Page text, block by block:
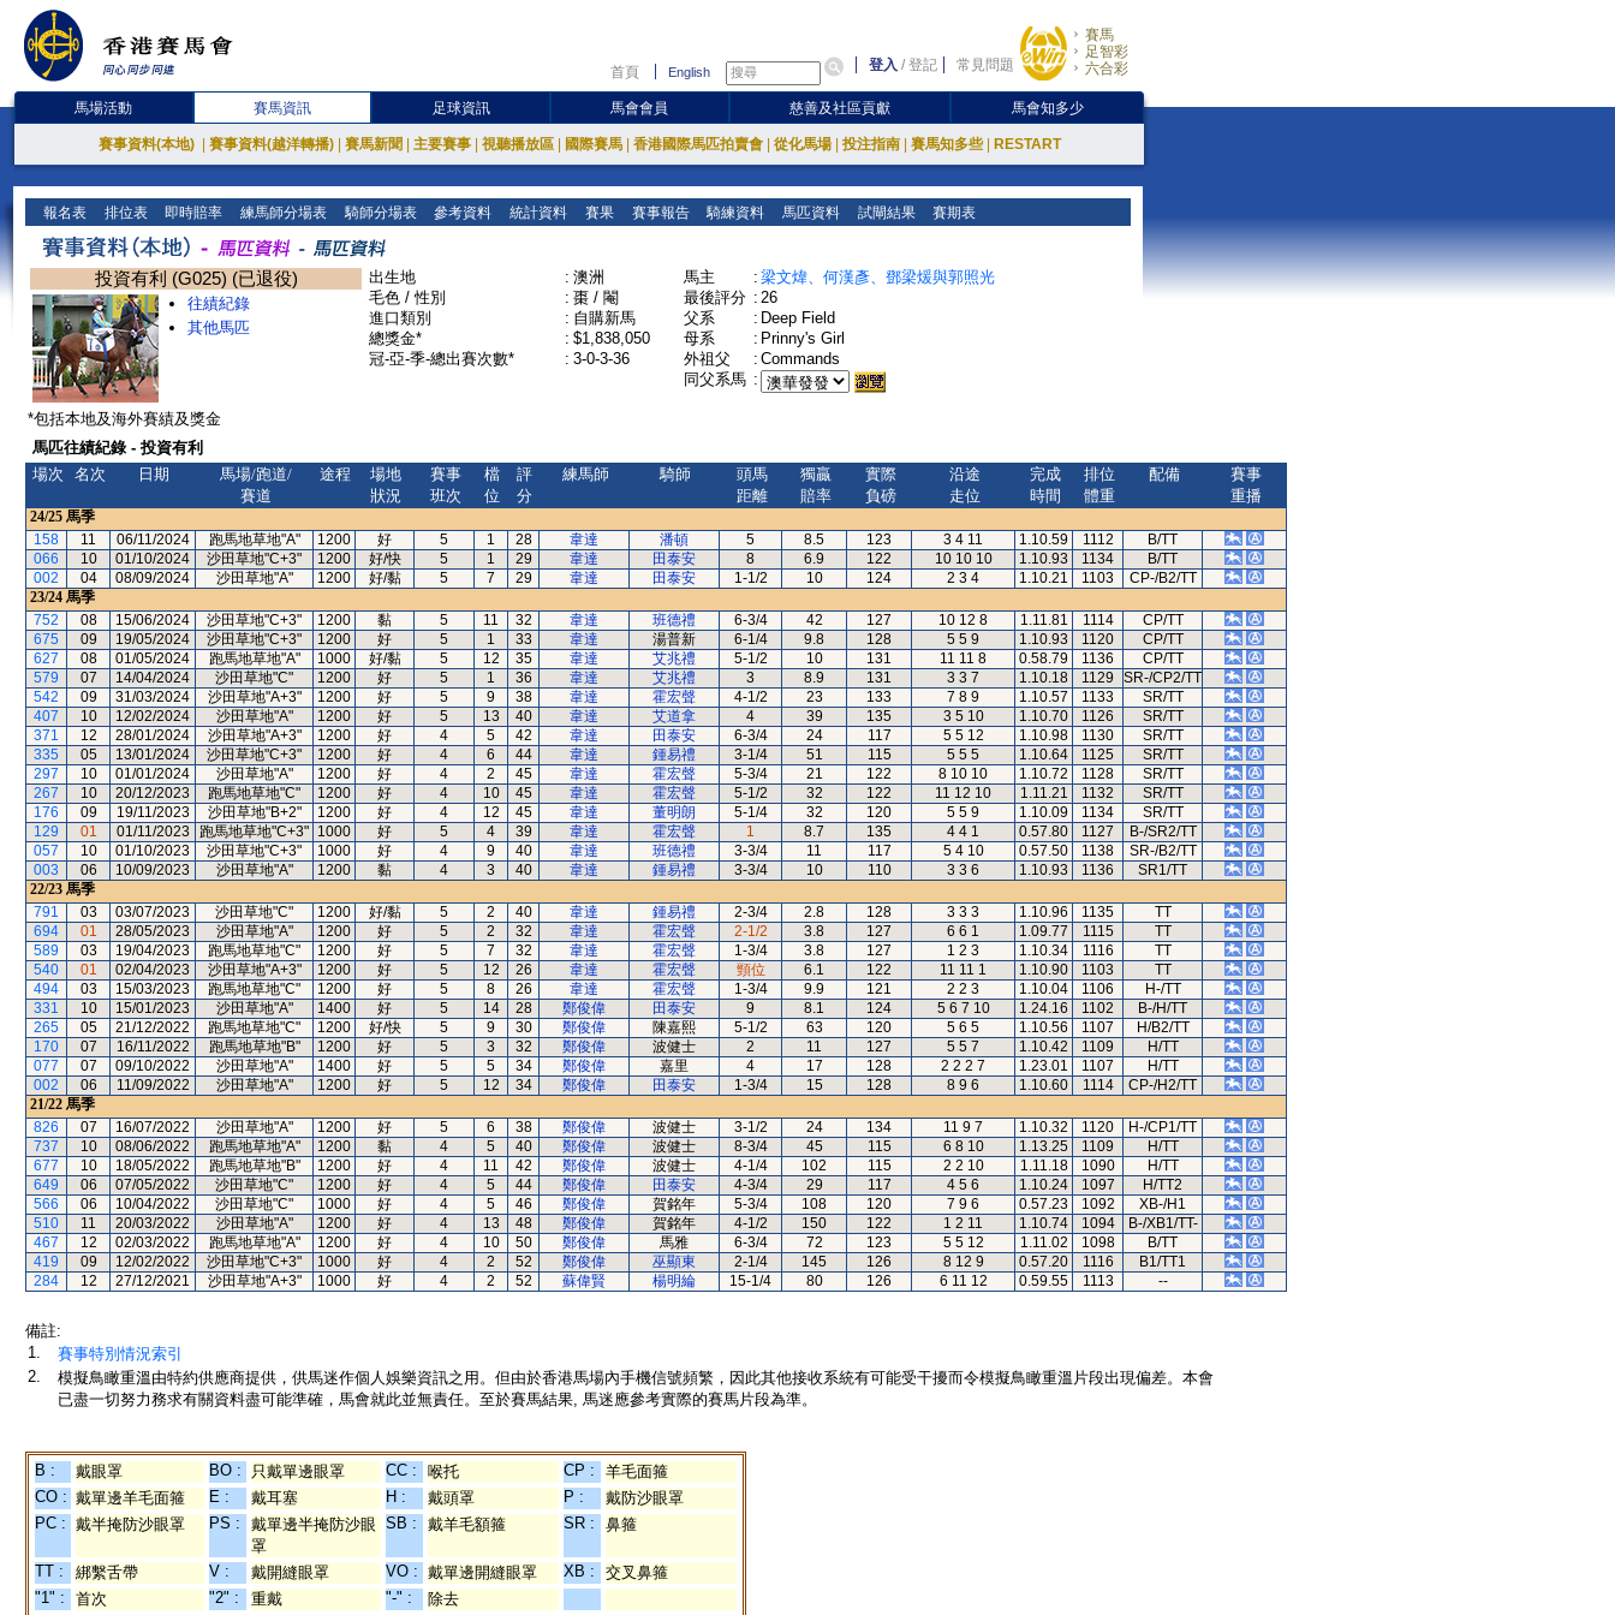
首頁 English 登入 /登記 常見問題
賽馬
足智彩
六合彩
馬場活動 賽馬資訊 足球資訊 馬會會員 慈善及社區貢獻 馬會知多少
賽事資料(本地) 賽事資料(越洋轉播) 賽馬新聞 主要賽事 視聽播放區 國際賽馬 香港國際馬匹拍賣會 從化馬場 投注指南 賽馬知多些 RESTART
報名表 排位表 即時賠率 練馬師分場表 騎師分場表 參考資料 統計資料 賽果 賽事報告 騎練資料 馬匹資料 試閘結果 賽期表
投資有利 (G025) (已退役)
往績紀錄
其他馬匹
出生地 : 澳洲
毛色 / 性別
: 棗 / 閹
進口類別
: 自購新馬
總獎金*
: $1,838,050
冠-亞-季-總出賽次數*
: 3-0-3-36
馬主 : 梁文煒、何漢彥、鄧梁煖與郭照光
最後評分 : 26
父系
: Deep Field
母系
: Prinny's Girl
外祖父
: Commands
同父系馬 :
*包括本地及海外賽績及獎金
馬匹往績紀錄 - 投資有利
場次
名次 日期
馬場/跑道/
賽道
途程
場地
狀況
賽事
班次
檔
位
評
分
練馬師 騎師
頭馬
距離
獨贏
賠率
實際
負磅
沿途
走位
完成
時間
排位
體重
配備
賽事
重播
24/25 馬季
158
11 06/11/2024 跑馬地草地"A" 1200 好 5 1 28 韋達 潘頓 5 8.5 123 3 4 11 1.10.59 1112
B/TT
066
10 01/10/2024 沙田草地"C+3" 1200 好/快 5 1 29 韋達 田泰安 8 6.9 122 10 10 10 1.10.93 1134
B/TT
002
04 08/09/2024 沙田草地"A" 1200 好/黏 5 7 29 韋達 田泰安 1-1/2 10 124 2 3 4 1.10.21 1103
CP-/B2/TT
23/24 馬季
752
08 15/06/2024 沙田草地"C+3" 1200 黏 5 11 32 韋達 班德禮 6-3/4 42 127 10 12 8 1.11.81 1114
CP/TT
675
09 19/05/2024 沙田草地"C+3" 1200 好 5 1 33 韋達 湯普新 6-1/4 9.8 128 5 5 9 1.10.93 1120
CP/TT
627
08 01/05/2024 跑馬地草地"A" 1000 好/黏 5 12 35 韋達 艾兆禮 5-1/2 10 131 11 11 8 0.58.79 1136
CP/TT
579
07 14/04/2024 沙田草地"C" 1200 好 5 1 36 韋達 艾兆禮 3 8.9 131 3 3 7 1.10.18 1129
SR-/CP2/TT
542
09 31/03/2024 沙田草地"A+3" 1200 好 5 9 38 韋達 霍宏聲 4-1/2 23 133 7 8 9 1.10.57 1133
SR/TT
407
10 12/02/2024 沙田草地"A" 1200 好 5 13 40 韋達 艾道拿 4 39 135 3 5 10 1.10.70 1126
SR/TT
371
12 28/01/2024 沙田草地"A+3" 1200 好 4 5 42 韋達 田泰安 6-3/4 24 117 5 5 12 1.10.98 1130
SR/TT
335
05 13/01/2024 沙田草地"C+3" 1200 好 4 6 44 韋達 鍾易禮 3-1/4 51 115 5 5 5 1.10.64 1125
SR/TT
297
10 01/01/2024 沙田草地"A" 1200 好 4 2 45 韋達 霍宏聲 5-3/4 21 122 8 10 10 1.10.72 1128
SR/TT
267
10 20/12/2023 跑馬地草地"C" 1200 好 4 10 45 韋達 霍宏聲 5-1/2 32 122 11 12 10 1.11.21 1132
SR/TT
176
09 19/11/2023 沙田草地"B+2" 1200 好 4 12 45 韋達 董明朗 5-1/4 32 120 5 5 9 1.10.09 1134
SR/TT
129
01 01/11/2023 跑馬地草地"C+3" 1000 好 5 4 39 韋達 霍宏聲 1 8.7 135 4 4 1 0.57.80 1127
B-/SR2/TT
057
10 01/10/2023 沙田草地"C+3" 1000 好 4 9 40 韋達 班德禮 3-3/4 11 117 5 4 10 0.57.50 1138
SR-/B2/TT
003
06 10/09/2023 沙田草地"A" 1200 黏 4 3 40 韋達 鍾易禮 3-3/4 10 110 3 3 6 1.10.93 1136
SR1/TT
22/23 馬季
791
03 03/07/2023 沙田草地"C" 1200 好/黏 5 2 40 韋達 鍾易禮 2-3/4 2.8 128 3 3 3 1.10.96 1135
TT
694
01 28/05/2023 沙田草地"A" 1200 好 5 2 32 韋達 霍宏聲 2-1/2 3.8 127 6 6 1 1.09.77 1115
TT
589
03 19/04/2023 跑馬地草地"C" 1200 好 5 7 32 韋達 霍宏聲 1-3/4 3.8 127 1 2 3 1.10.34 1116
TT
540
01 02/04/2023 沙田草地"A+3" 1200 好 5 12 26 韋達 霍宏聲 頸位 6.1 122 11 11 1 1.10.90 1103
TT
494
03 15/03/2023 跑馬地草地"C" 1200 好 5 8 26 韋達 霍宏聲 1-3/4 9.9 121 2 2 3 1.10.04 1106
H-/TT
331
10 15/01/2023 沙田草地"A" 1400 好 5 14 28 鄭俊偉 田泰安 9 8.1 124 5 6 7 10 1.24.16 1102
B-/H/TT
265
05 21/12/2022 跑馬地草地"C" 1200 好/快 5 9 30 鄭俊偉 陳嘉熙 5-1/2 63 120 5 6 5 1.10.56 1107
H/B2/TT
170
07 16/11/2022 跑馬地草地"B" 1200 好 5 3 32 鄭俊偉 波健士 2 11 127 5 5 7 1.10.42 1109
H/TT
077
07 09/10/2022 沙田草地"A" 1400 好 5 5 34 鄭俊偉 嘉里 4 17 128 2 2 2 7 1.23.01 1107
H/TT
002
06 11/09/2022 沙田草地"A" 1200 好 5 12 34 鄭俊偉 田泰安 1-3/4 15 128 8 9 6 1.10.60 1114
CP-/H2/TT
21/22 馬季
826
07 16/07/2022 沙田草地"A" 1200 好 5 6 38 鄭俊偉 波健士 3-1/2 24 134 11 9 7 1.10.32 1120
H-/CP1/TT
737
10 08/06/2022 跑馬地草地"A" 1200 黏 4 5 40 鄭俊偉 波健士 8-3/4 45 115 6 8 10 1.13.25 1109
H/TT
677
10 18/05/2022 跑馬地草地"B" 1200 好 4 11 42 鄭俊偉 波健士 4-1/4 102 115 2 2 10 1.11.18 1090
H/TT
649
06 07/05/2022 沙田草地"C" 1200 好 4 5 44 鄭俊偉 田泰安 4-3/4 29 117 4 5 6 1.10.24 1097
H/TT2
566
06 10/04/2022 沙田草地"C" 1000 好 4 5 46 鄭俊偉 賀銘年 5-3/4 108 120 7 9 6 0.57.23 1092
XB-/H1
510
11 20/03/2022 沙田草地"A" 1200 好 4 13 48 鄭俊偉 賀銘年 4-1/2 150 122 1 2 11 1.10.74 1094
B-/XB1/TT-
467
12 02/03/2022 跑馬地草地"A" 1200 好 4 10 50 鄭俊偉 馬雅 6-3/4 72 123 5 5 12 1.11.02 1098
B/TT
419
09 12/02/2022 沙田草地"C+3" 1000 好 4 2 52 鄭俊偉 巫顯東 2-1/4 145 126 8 12 9 0.57.20 1116
B1/TT1
284
12 27/12/2021 沙田草地"A+3" 1000 好 4 2 52 蘇偉賢 楊明綸 15-1/4 80 126 6 11 12 0.59.55 1113 --
備註:
1.
賽事特別情況索引
2.
模擬鳥瞰重溫由特約供應商提供，供馬迷作個人娛樂資訊之用。但由於香港馬場內手機信號頻繁，因此其他接收系統有可能受干擾而令模擬鳥瞰重溫片段出現偏差。本會
已盡一切努力務求有關資料盡可能準確，馬會就此並無責任。至於賽馬結果, 馬迷應參考實際的賽馬片段為準。
B : 戴眼罩 BO : 只戴單邊眼罩 CC : 喉托 CP :
羊毛面箍
CO : 戴單邊羊毛面箍 E : 戴耳塞 H : 戴頭罩 P :
戴防沙眼罩
PC : 戴半掩防沙眼罩 PS :
戴單邊半掩防沙眼
罩
SB : 戴羊毛額箍 SR : 鼻箍
TT : 綁繫舌帶 V : 戴開縫眼罩 VO : 戴單邊開縫眼罩 XB :
交叉鼻箍
"1" :
首次 "2" : 重戴 "-" : 除去